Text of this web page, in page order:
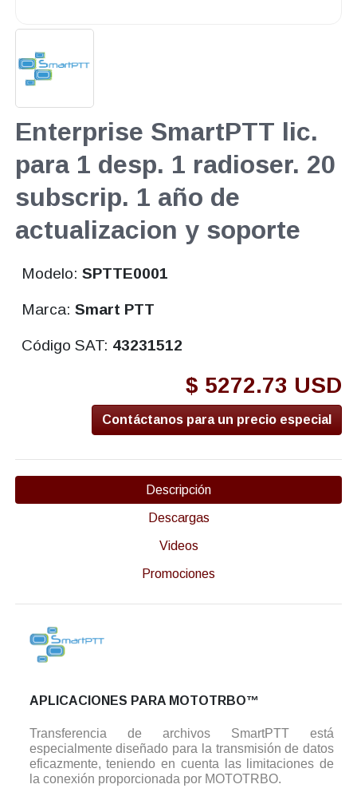
Enterprise SmartPTT lic.
para 1 desp. 1 radioser. 20
subscrip. 1 año de
actualizacion y soporte
Modelo:SPTTE0001
Marca:Smart PTT
Código SAT: 43231512
$ 5272.73 USD
Contáctanos para un precio especial
Descripción
Descargas
Videos
Promociones
APLICACIONES PARA MOTOTRBO™
Transferencia de archivos SmartPTT está
especialmente diseñado para la transmisión de datos
eficazmente, teniendo en cuenta las limitaciones de
la conexión proporcionada por MOTOTRBO.